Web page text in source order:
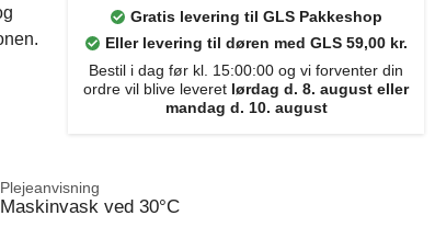
Gratis levering til GLS Pakkeshop
Eller levering til døren med GLS 59,00 kr.
Bestil i dag før kl. 15:00:00 og vi forventer din
ordre vil blive leveret lørdag d. 8. august eller
mandag d. 10. august
Plejeanvisning
Maskinvask ved 30°C